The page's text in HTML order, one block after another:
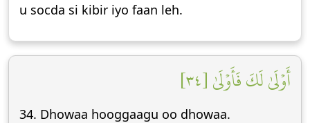
u socda si kibir iyo faan leh.
أَوۡلَىٰ لَكَ فَأَوۡلَىٰ [٣٤]
34. Dhowaa hooggaagu oo dhowaa.